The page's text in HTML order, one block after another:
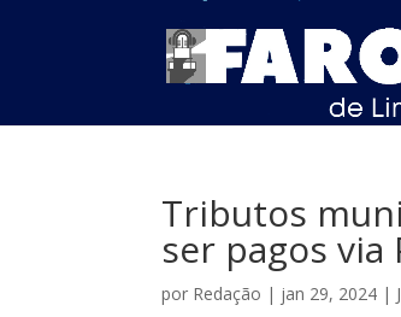
Tributos
ser pagos via
por Redação | jan 29, 2024 |